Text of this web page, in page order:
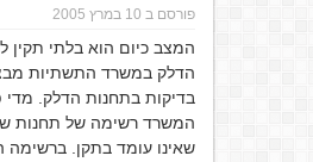
פורסם ב 10 במרץ 2005
המצב כיום הוא בלתי תקין
הדלק במשרד התשתיות
בדיקות בתחנות הדלק.
המשרד רשימה של תחנות
שאינו עומד בתקן. ברשימה